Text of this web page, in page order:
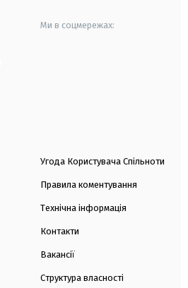
Ми в соцмережах:
Угода Користувача Спільноти
Правила коментування
Технічна інформація
Контакти
Вакансії
Структура власності